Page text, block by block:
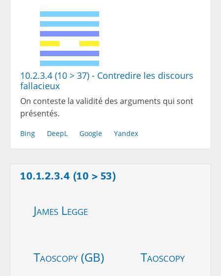
10.2.3.4 (10 > 37) - Contredire les discours
fallacieux
On conteste la validité des arguments qui sont
présentés.
Bing DeepL Google Yandex
10.1.2.3.4 (10 > 53)
James Legge
Taoscopy (GB) Taoscopy